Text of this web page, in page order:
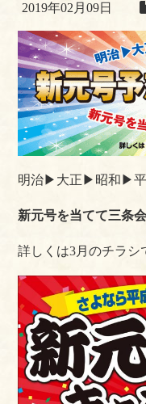
2019年02月09日
明治▶︎大正▶︎昭和▶︎
新元号を当てて三条
詳しくは3月のチラシ